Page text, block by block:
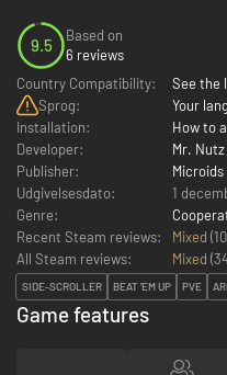
9.5
Based on
6 reviews
Country Compatibility:
See the
Sprog:
Your
Installation:
How to
Developer:
Mr.
Publisher:
Microids
Udgivelsesdato:
1
Genre:
Recent Steam reviews:
Mixed
All Steam reviews:
Mixed (
SIDE-SCROLLER BEAT 'EM UP PVE
Game features